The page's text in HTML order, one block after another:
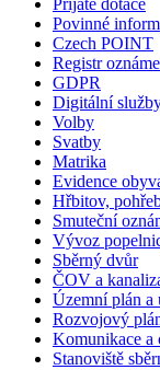
Přijaté dotace
Povinné
Czech POINT
Registr
GDPR
Digitální
Volby
Svatby
Matrika
Evidence
Hřbitov,
Smuteční
Vývoz
Sběrný dvůr
ČOV a
Územní plán a
Rozvojový
Komunikace a
Stanoviště